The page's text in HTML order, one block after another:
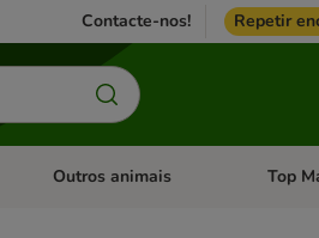
Contacte-nos! Repetir
Roedores
Abrir menu de categoria: Pássaros
Outros animais Abrir
Top